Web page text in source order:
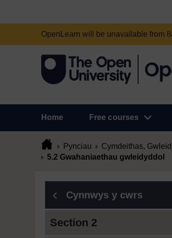
OpenLearn will be unavailable from
Home Free courses
Pynciau Cymdeithas,
5.2 Gwahaniaethau gwleidyddol
Cynnwys y cwrs
Section 2